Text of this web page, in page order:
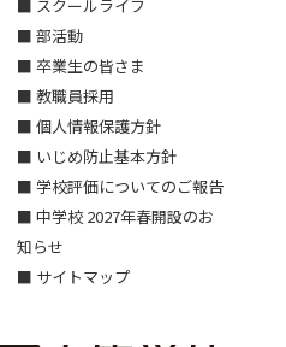
■ スクールライフ
■ 部活動
■ 卒業生の皆さま
■ 教職員採用
■ 個人情報保護方針
■ いじめ防止基本方針
■ 学校評価についてのご報告
■ 中学校 2027年春開設のお
知らせ
■ サイトマップ